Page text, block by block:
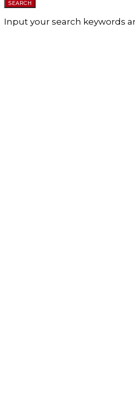
SEARCH
Input your search keywords